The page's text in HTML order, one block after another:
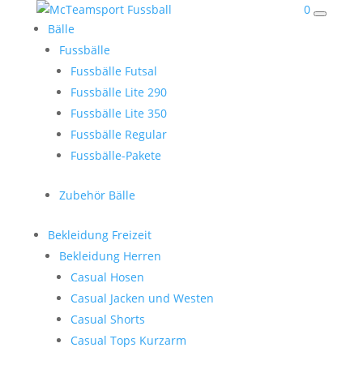
0
Bälle
Fussbälle
Fussbälle Futsal
Fussbälle Lite 290
Fussbälle Lite 350
Fussbälle Regular
Fussbälle-Pakete
Zubehör Bälle
Bekleidung Freizeit
Bekleidung Herren
Casual Hosen
Casual Jacken und Westen
Casual Shorts
Casual Tops Kurzarm